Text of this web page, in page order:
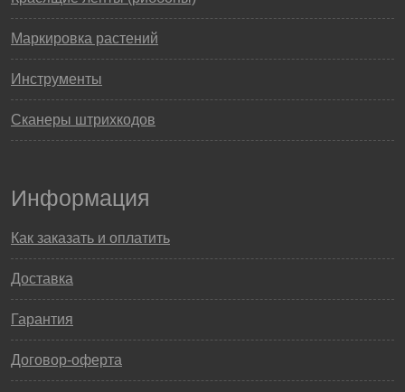
Маркировка растений
Инструменты
Сканеры штрихкодов
Информация
Как заказать и оплатить
Доставка
Гарантия
Договор-оферта